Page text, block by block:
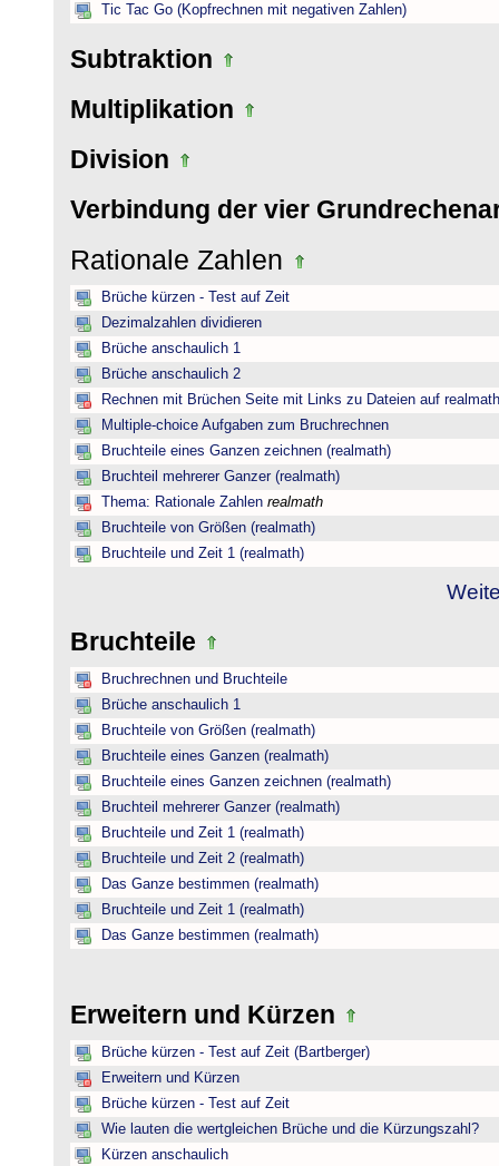
Tic Tac Go (Kopfrechnen mit negativen Zahlen)
Subtraktion
Multiplikation
Division
Verbindung der vier
Rationale Zahlen
Brüche kürzen - Test auf Zeit
Dezimalzahlen dividieren
Brüche anschaulich 1
Brüche anschaulich 2
Rechnen mit Brüchen Seite mit Links zu Dateien auf
Multiple-choice Aufgaben zum Bruchrechnen
Bruchteile eines Ganzen zeichnen (realmath)
Bruchteil mehrerer Ganzer (realmath)
Thema: Rationale Zahlen realmath
Bruchteile von Größen (realmath)
Bruchteile und Zeit 1 (realmath)
Bruchteile
Bruchrechnen und Bruchteile
Brüche anschaulich 1
Bruchteile von Größen (realmath)
Bruchteile eines Ganzen (realmath)
Bruchteile eines Ganzen zeichnen (realmath)
Bruchteil mehrerer Ganzer (realmath)
Bruchteile und Zeit 1 (realmath)
Bruchteile und Zeit 2 (realmath)
Das Ganze bestimmen (realmath)
Bruchteile und Zeit 1 (realmath)
Das Ganze bestimmen (realmath)
Erweitern und Kürzen
Brüche kürzen - Test auf Zeit (Bartberger)
Erweitern und Kürzen
Brüche kürzen - Test auf Zeit
Wie lauten die wertgleichen Brüche und die Kürzungszahl?
Kürzen anschaulich